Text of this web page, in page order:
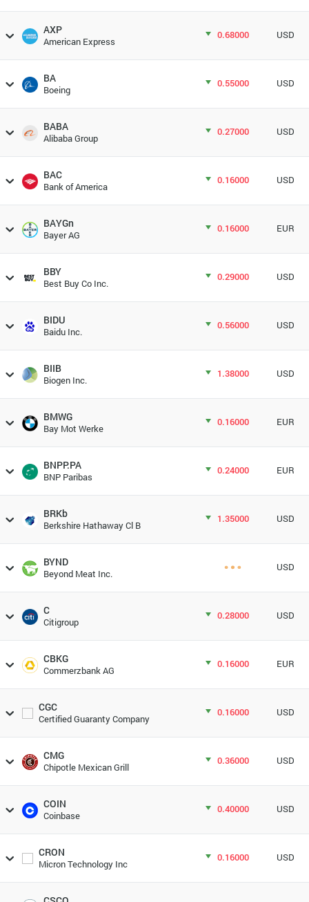
AXP
American Express
0.68000 USD
BA
Boeing
0.55000 USD
BABA
Alibaba Group
0.27000 USD
BAC
Bank of America
0.16000 USD
BAYGn
Bayer AG
0.16000 EUR
BBY
Best Buy Co Inc.
0.29000 USD
BIDU
Baidu Inc.
0.56000 USD
BIIB
Biogen Inc.
1.38000 USD
BMWG
Bay Mot Werke
0.16000 EUR
BNPP.PA
BNP Paribas
0.24000 EUR
BRKb
Berkshire Hathaway Cl B
1.35000 USD
BYND
Beyond Meat Inc.
USD
C
Citigroup
0.28000 USD
CBKG
Commerzbank AG
0.16000 EUR
CGC
Certified Guaranty Company
0.16000 USD
CMG
Chipotle Mexican Grill
0.36000 USD
COIN
Coinbase
0.40000 USD
CRON
Micron Technology Inc
0.16000 USD